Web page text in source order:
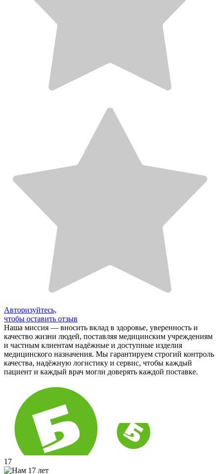
Авторизуйтесь,
чтобы оставить отзыв
Наша миссия — вносить вклад в здоровье, уверенность и
качество жизни людей, поставляя медицинским учреждениям
и частным клиентам надёжные и доступные изделия
медицинского назначения. Мы гарантируем строгий контроль
качества, надёжную логистику и сервис, чтобы каждый
пациент и каждый врач могли доверять каждой поставке.
17